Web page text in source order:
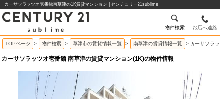
カーサソラッツオ壱番館南草津の1K賃貸マンション | センチュリー21sublime
物件検索 お店へ連絡
TOPページ > 物件検索 > 草津市の賃貸情報一覧 > 南草津の賃貸情報一覧 > カーサソラ
カーサソラッツオ壱番館 南草津の賃貸マンション(1K)の物件情報